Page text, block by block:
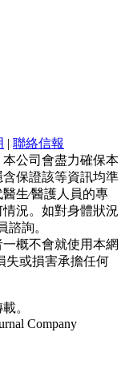
| 聯絡信報
公司會盡力確保本
保證該等資訊均準
生∕醫護人員的專
況。如對身體狀況
諮詢。
概不會就使用本網
失或損害承擔任何
。
Company